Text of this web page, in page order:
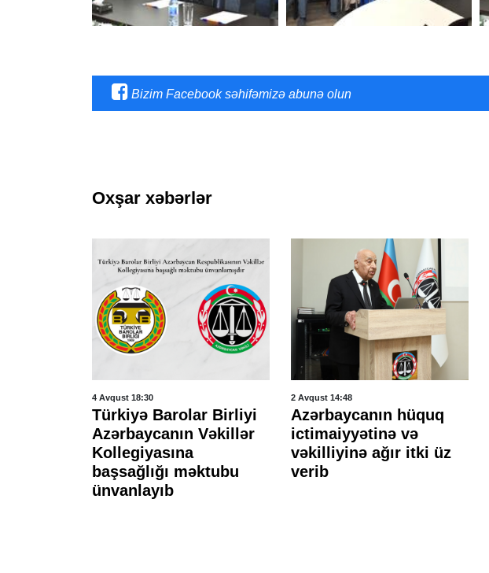
Bizim Facebook səhifəmizə abunə olun
Oxşar xəbərlər
4 Avqust 18:30
Türkiyə Barolar Birliyi
Azərbaycanın Vəkillər
Kollegiyasına
başsağlığı məktubu
ünvanlayıb
2 Avqust 14:48
Azərbaycanın hüquq
ictimaiyyətinə və
vəkilliyinə ağır itki üz
verib